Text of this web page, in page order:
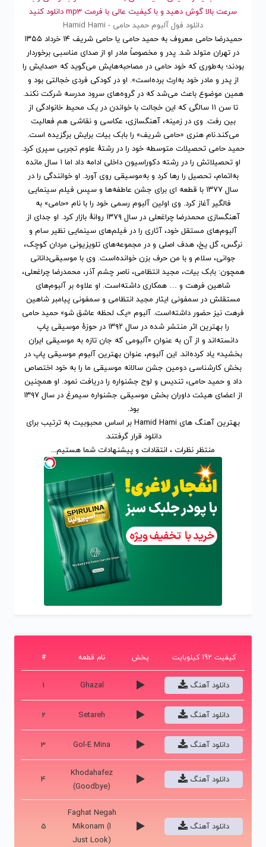
سرعت بالا گوش دهید و با کیفیت عالی با فرمت mp3 دانلود کنید
دانلود فول آلبوم حمید حامی - Hamid Hami
حمیدرضا حامی معروف به حمید حامی یا حامی شریف ۱۴ خرداد ۱۳۵۵
در تهران متولد شد. پدر و مخصوصاً مادر او از صدای مناسبی برخوردار
بودند؛ به‌طوری که خود حامی در مصاحبه‌هایش می‌گوید که «صدایش را
از پدر و مادر خود به‌ارث برده‌است». او در کودکی فردی خجالتی بود و
همین موضوع باعث می‌شد که در گروه‌های سرود مدرسه شرکت نکند.
تا سن ۱۱ سالگی که این خجالت با خواندن در یک محیط خانوادگی از
بین رفت. وی در زمینه، آهنگسازی، عکاسی و نقاشی هم فعالیت
می‌کند.نام هنری «حامی شریف» را بابک بیات برایش برگزیده است.
حمید حامی تحصیلات متوسطه خود را در رشتهٔ علوم تجربی سپری کرد.
او تحصیلاتش را در رشته دکوراسیون داخلی ادامه داد اما ۱ سال مانده
به‌اتمام، تحصیل را رها کرد و به‌موسیقی روی آورد. او خوانندگی را در
سال ۱۳۷۷ با قطعه ای برای جشن عاطفه‌ها و سپس فیلم سینمایی
فالگیر آغاز کرد. وی اولین آلبوم رسمی خود را با نام «حامی» به
آهنگسازی محمدرضا چراغعلی در سال ۱۳۷۹ روانهٔ بازار کرد. او جدای از
آلبوم‌های مستقل خود، آثاری را در فیلم‌های سینمایی نظیر سام و
نرگس، گل یخ، هدف اصلی و در مجموعه‌های تلویزیونی مردان کوچک،
جوانی، سلام و با من حرف بزن خوانده‌است. وی با موسیقی‌دانانی
همچون: بابک بیات، مجید انتظامی، ناصر چشم آذر، محمدرضا چراغعلی،
شاهین فرهت و … همکاری داشته‌است. او علاوه بر آلبوم‌های
مستقلش در سمفونی ایثار مجید انتظامی و سمفونی پیامبر شاهین
فرهت نیز حضور داشته‌است. آلبوم «یک لحظه عاشق شو» حمید حامی
را بهترین اثر منتشر شده در سال ۱۳۹۲ در حوزهٔ موسیقی پاپ
دانسته‌اند و از آن به عنوان «آلبومی که جان تازه به موسیقی ایران
بخشید» یاد کرده‌اند. این آلبوم، عنوان بهترین آلبوم موسیقی پاپ در
بخش کارشناسی دومین جشن سالانه موسیقی ما را به خود اختصاص
داد و حمید حامی، تندیس و لوح جشنواره را دریافت نمود. او همچنین
از اعضای هیئت داوران بخش موسیقی جشنواره سیمرغ در سال ۱۳۹۷
بود.
بهترین آهنگ های Hamid Hami
بر اساس محبوبیتبه ترتیب برای
دانلود قرار گرفتند.
منتظر نظرات ، انتقادات و پیشنهادات شما هستیم...
# نام قطعه پخش کیفیت 192 کیلوبایت
1 Ghazal دانلود آهنگ
2 Setareh دانلود آهنگ
3 Gol-E Mina دانلود آهنگ
4
Khodahafez
(Goodbye)
دانلود آهنگ
5
Faghat Negah
Mikonam (I
Just Look)
دانلود آهنگ